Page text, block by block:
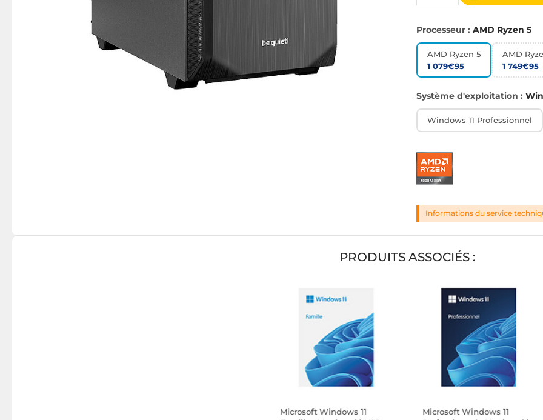
Processeur : AMD Ryzen 5
AMD Ryzen 5
1 079€95
AMD
1 749€95
Système d'exploitation :
Windows 11 Professionnel
Informations du service
PRODUITS ASSOCIÉS :
Microsoft Windows 11
Microsoft Windows 11